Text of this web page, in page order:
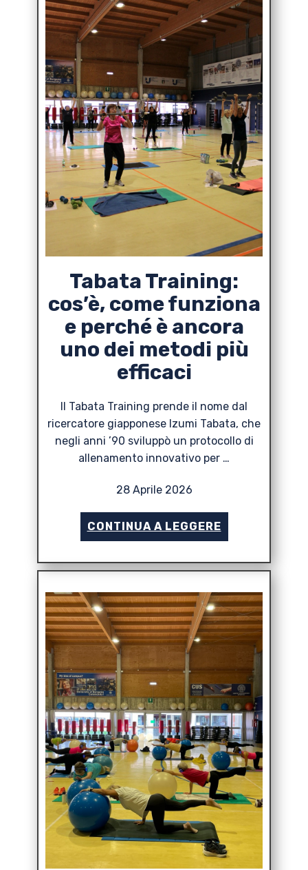
Tabata Training:
cos’è, come funziona
e perché è ancora
uno dei metodi più
efficaci
Il Tabata Training prende il nome dal
ricercatore giapponese Izumi Tabata, che
negli anni ’90 sviluppò un protocollo di
allenamento innovativo per …
28 Aprile 2026
CONTINUA A LEGGERE